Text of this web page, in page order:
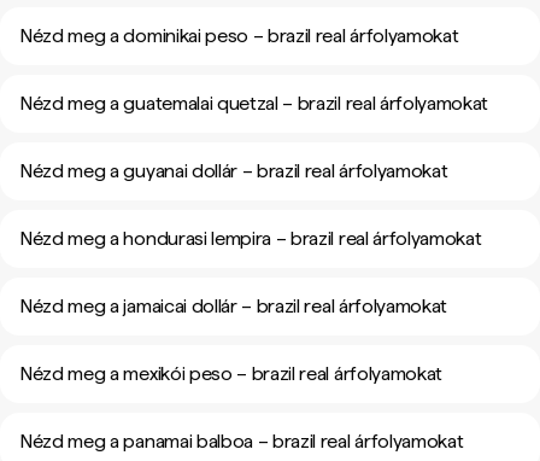
Nézd meg a dominikai peso – brazil real árfolyamokat
Nézd meg a guatemalai quetzal – brazil real árfolyamokat
Nézd meg a guyanai dollár – brazil real árfolyamokat
Nézd meg a hondurasi lempira – brazil real árfolyamokat
Nézd meg a jamaicai dollár – brazil real árfolyamokat
Nézd meg a mexikói peso – brazil real árfolyamokat
Nézd meg a panamai balboa – brazil real árfolyamokat